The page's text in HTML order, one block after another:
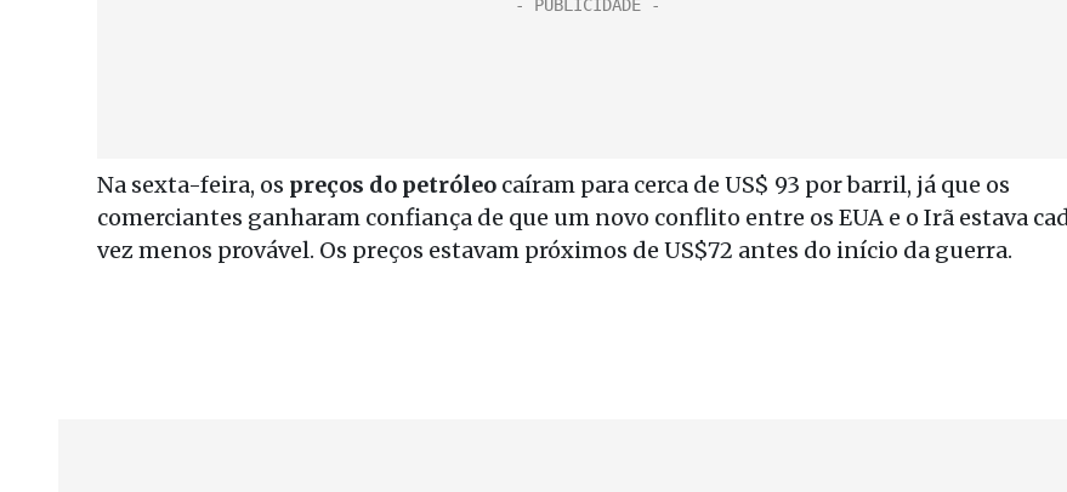
Na sexta-feira, os preços do petróleo caíram para cerca de US$ 93 por barril, já que os
comerciantes ganharam confiança de que um novo conflito entre os EUA e o Irã estava
vez menos provável. Os preços estavam próximos de US$72 antes do início da guerra.